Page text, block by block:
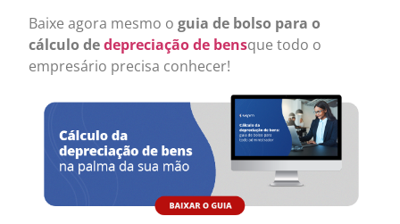
Baixe agora mesmo o guia de bolso para o
cálculo dedepreciação de bensque todo o
empresário precisa conhecer!